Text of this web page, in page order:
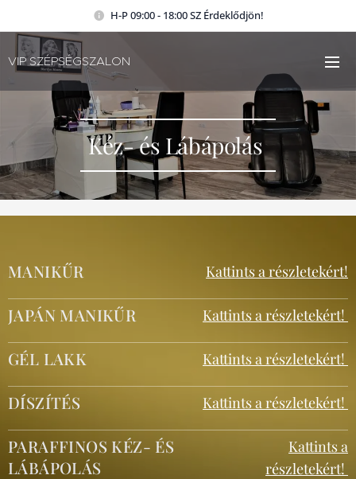
H-P 09:00 - 18:00 SZ Érdeklődjön!
VIP SZÉPSÉGSZALON
Kéz- és Lábápolás
MANIKŰR Kattints a részletekért!
JAPÁN MANIKŰR Kattints a részletekért!
GÉL LAKK Kattints a részletekért!
DÍSZÍTÉS Kattints a részletekért!
PARAFFINOS KÉZ- ÉS
LÁBÁPOLÁS
Kattints a
részletekért!